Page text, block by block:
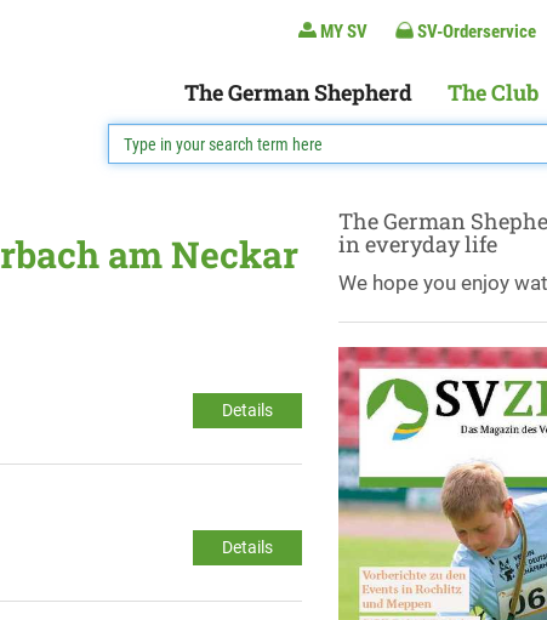
MY SV SV-Orderservice
The German Shepherd The Club
am Neckar
Details
Details
The German
in everyday life
We hope you enjoy